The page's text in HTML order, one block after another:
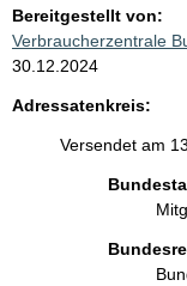
Bereitgestellt von:
Verbraucherzentrale
30.12.2024
Adressatenkreis:
Versendet am